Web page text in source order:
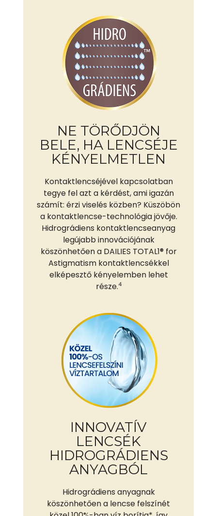
NE TÖRŐDJÖN
BELE, HA LENCSÉJE
KÉNYELMETLEN
Kontaktlencséjével kapcsolatban
tegye fel azt a kérdést, ami igazán
számít: érzi viselés közben? Küszöbön
a kontaktlencse-technológia jövője.
Hidrográdiens kontaktlencseanyag
legújabb innovációjának
köszönhetően a DAILIES TOTAL1® for
Astigmatism kontaktlencsékkel
elképesztő kényelemben lehet
része.4
INNOVATÍV
LENCSÉK
HIDROGRÁDIENS
ANYAGBÓL
Hidrográdiens anyagnak
köszönhetően a lencse felszínét